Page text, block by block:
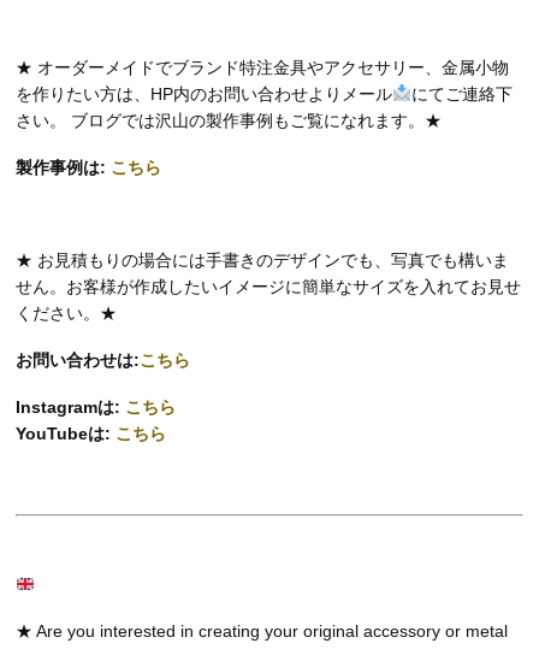
★ オーダーメイドでブランド特注金具やアクセサリー、金属小物
を作りたい方は、HP内のお問い合わせよりメール
にてご連絡下
さい。 ブログでは沢山の製作事例もご覧になれます。★
製作事例は: こちら
★ お見積もりの場合には手書きのデザインでも、写真でも構いま
せん。お客様が作成したいイメージに簡単なサイズを入れてお見せ
ください。★
お問い合わせは:こちら
Instagramは: こちら
YouTubeは: こちら
★ Are you interested in creating your original accessory or metal